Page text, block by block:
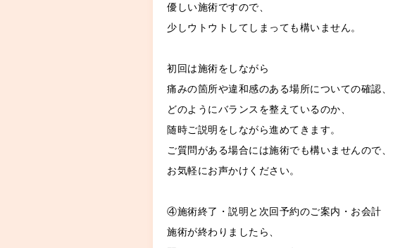
優しい施術ですので、
少しウトウトしてしまっても構いません。
初回は施術をしながら
痛みの箇所や違和感のある場所についての確認、
どのようにバランスを整えているのか、
随時ご説明をしながら進めてきます。
ご質問がある場合には施術でも構いませんので、
お気軽にお声かけください。
④施術終了・説明と次回予約のご案内・お会計
施術が終わりましたら、